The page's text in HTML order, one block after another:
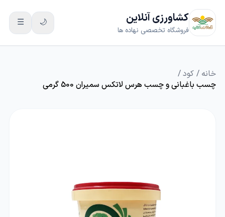
کشاورزی آنلاین
فروشگاه تخصصی نهاده ها
🌙
☰
خانه / کود/
چسب باغبانی و چسب هرس لاتکس سمیران 500 گرمی